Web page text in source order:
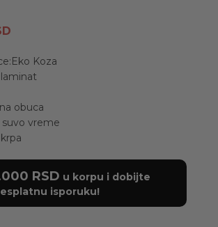
Koza
obuca
suvo vreme
RSD u korpu i dobijte
isporuku!